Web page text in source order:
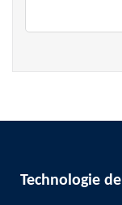
Technologie